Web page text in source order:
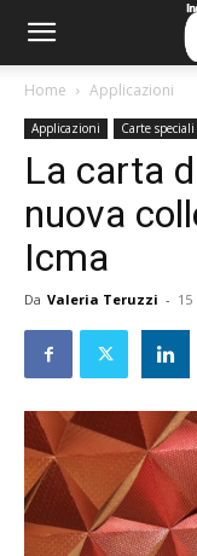
Home Applicazioni
Applicazioni Carte speciali
La carta
nuova
Icma
Da Valeria Teruzzi -